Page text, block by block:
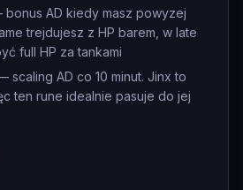
AD kiedy masz powyzej
trejdujesz z HP barem, w late
full HP za tankami
scaling AD co 10 minut. Jinx to
ten rune idealnie pasuje do jej